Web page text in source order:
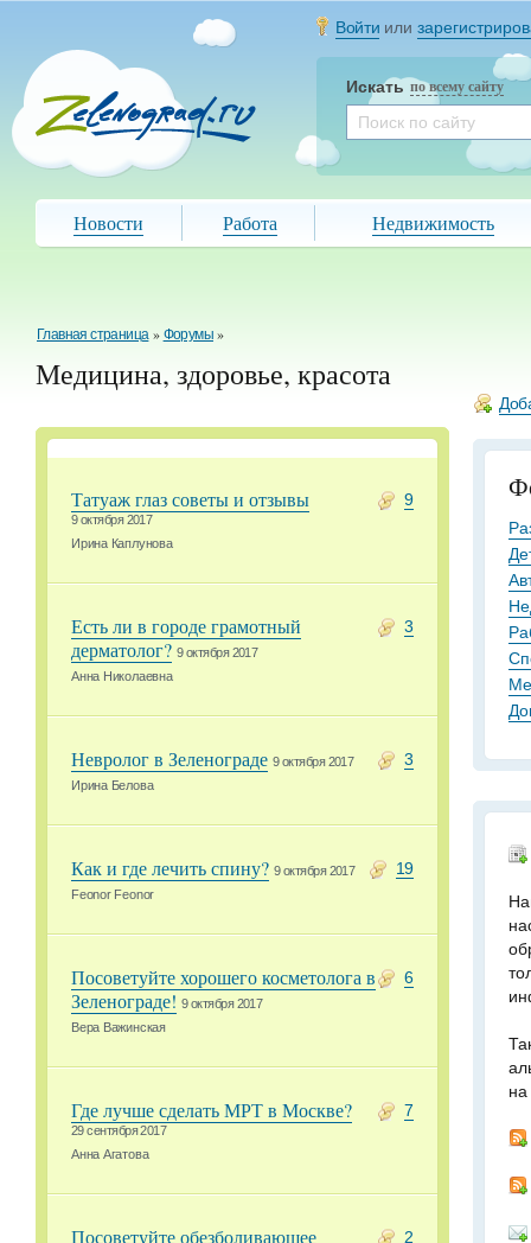
Войти или
Искать по всему сайту
Новости Работа Недвижимость
Главная страница »Форумы»
Медицина, здоровье, красота
9
Татуаж глаз советы и отзывы
9 октября 2017
Ирина Каплунова
3
Есть ли в городе грамотный
дерматолог? 9 октября 2017
Анна Николаевна
3
Невролог в Зеленограде 9 октября 2017
Ирина Белова
19
Как и где лечить спину? 9 октября 2017
Feonor Feonor
6
Посоветуйте хорошего косметолога в
Зеленограде! 9 октября 2017
Вера Важинская
7
Где лучше сделать МРТ в Москве?
29 сентября 2017
Анна Агатова
2
Посоветуйте обезболивающее